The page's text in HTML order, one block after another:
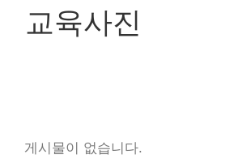
교육사진
게시물이 없습니다.